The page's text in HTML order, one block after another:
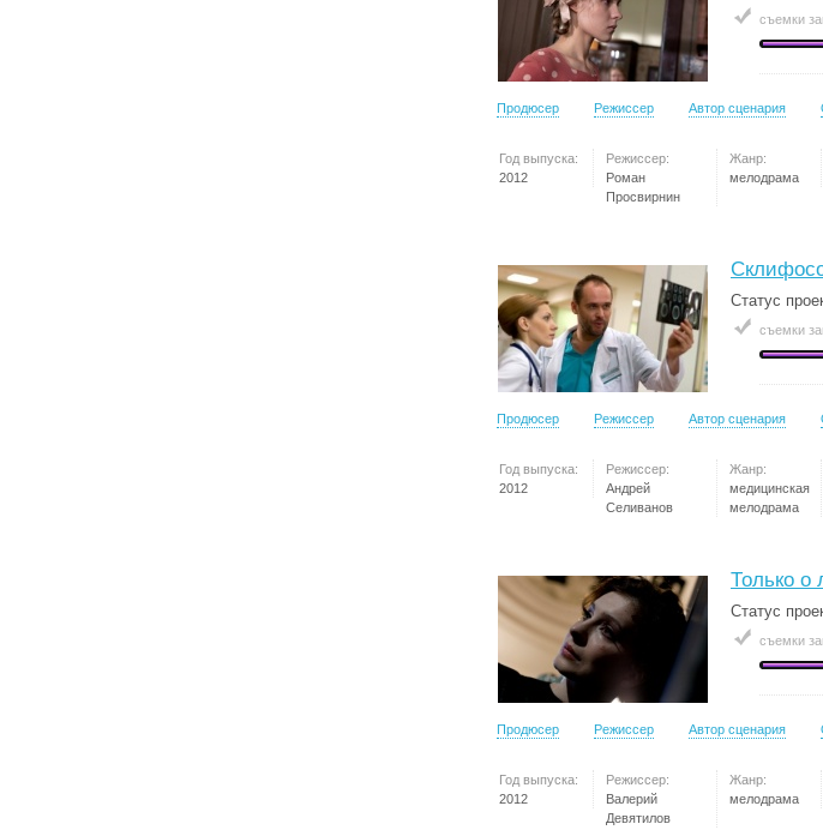
съемки
Продюсер Режиссер Автор сценария
Год выпуска:
2012
Режиссер:
Роман
Просвирнин
Жанр:
мелодрама
Статус
съемки
Продюсер Режиссер Автор сценария
Год выпуска:
2012
Режиссер:
Андрей
Селиванов
Жанр:
медицинская
мелодрама
Только о
Статус
съемки
Продюсер Режиссер Автор сценария
Год выпуска:
2012
Режиссер:
Валерий
Девятилов
Жанр:
мелодрама